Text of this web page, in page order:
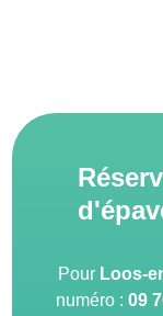
Pour Loos-
numéro : 09